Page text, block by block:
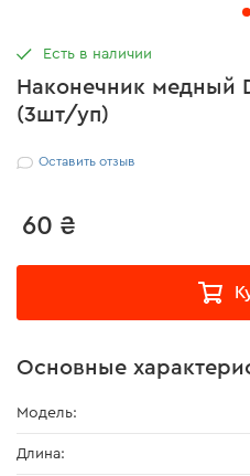
Наконечник медный
(3шт/уп)
Оставить отзыв
60 ₴
Есть в наличии
Основные
Модель:
Длина: